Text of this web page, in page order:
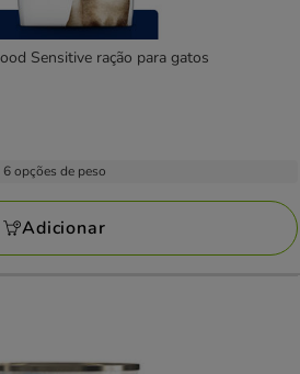
Sensitive ração para gatos
6 opções de peso
Adicionar